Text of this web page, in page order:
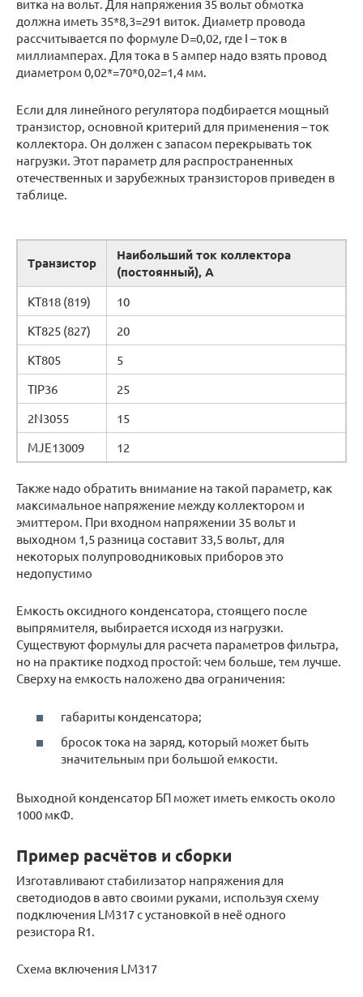
витка на вольт. Для напряжения 35 вольт обмотка
должна иметь 35*8,3=291 виток. Диаметр провода
рассчитывается по формуле D=0,02, где I – ток в
миллиамперах. Для тока в 5 ампер надо взять провод
диаметром 0,02*=70*0,02=1,4 мм.
Если для линейного регулятора подбирается мощный
транзистор, основной критерий для применения – ток
коллектора. Он должен с запасом перекрывать ток
нагрузки. Этот параметр для распространенных
отечественных и зарубежных транзисторов приведен в
таблице.
Транзистор
Наибольший ток коллектора
(постоянный), А
КТ818 (819)
10
КТ825 (827)
20
КТ805
5
TIP36
25
2N3055
15
MJE13009
12
Также надо обратить внимание на такой параметр, как
максимальное напряжение между коллектором и
эмиттером. При входном напряжении 35 вольт и
выходном 1,5 разница составит 33,5 вольт, для
некоторых полупроводниковых приборов это
недопустимо
Емкость оксидного конденсатора, стоящего после
выпрямителя, выбирается исходя из нагрузки.
Существуют формулы для расчета параметров фильтра,
но на практике подход простой: чем больше, тем лучше.
Сверху на емкость наложено два ограничения:
габариты конденсатора;
бросок тока на заряд, который может быть
значительным при большой емкости.
Выходной конденсатор БП может иметь емкость около
1000 мкФ.
Пример расчётов и сборки
Изготавливают стабилизатор напряжения для
светодиодов в авто своими руками, используя схему
подключения LM317 с установкой в неё одного
резистора R1.
Схема включения LM317